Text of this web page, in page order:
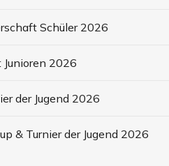
Schüler 2026
2026
der Jugend 2026
& Turnier der Jugend 2026